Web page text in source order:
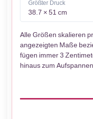
Größter Druck
38.7 × 51 cm
Alle Größen skalieren
angezeigten Maße
fügen immer 3
hinaus zum